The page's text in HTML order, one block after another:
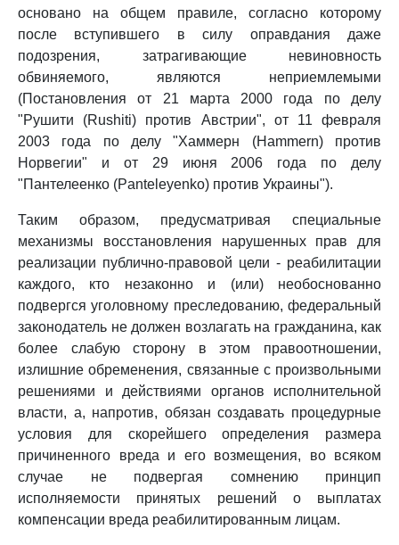
основано на общем правиле, согласно которому
после вступившего в силу оправдания даже
подозрения, затрагивающие невиновность
обвиняемого, являются неприемлемыми
(Постановления от 21 марта 2000 года по делу
"Рушити (Rushiti) против Австрии", от 11 февраля
2003 года по делу "Хаммерн (Hammern) против
Норвегии" и от 29 июня 2006 года по делу
"Пантелеенко (Panteleyenko) против Украины").
Таким образом, предусматривая специальные
механизмы восстановления нарушенных прав для
реализации публично-правовой цели - реабилитации
каждого, кто незаконно и (или) необоснованно
подвергся уголовному преследованию, федеральный
законодатель не должен возлагать на гражданина, как
более слабую сторону в этом правоотношении,
излишние обременения, связанные с произвольными
решениями и действиями органов исполнительной
власти, а, напротив, обязан создавать процедурные
условия для скорейшего определения размера
причиненного вреда и его возмещения, во всяком
случае не подвергая сомнению принцип
исполняемости принятых решений о выплатах
компенсации вреда реабилитированным лицам.